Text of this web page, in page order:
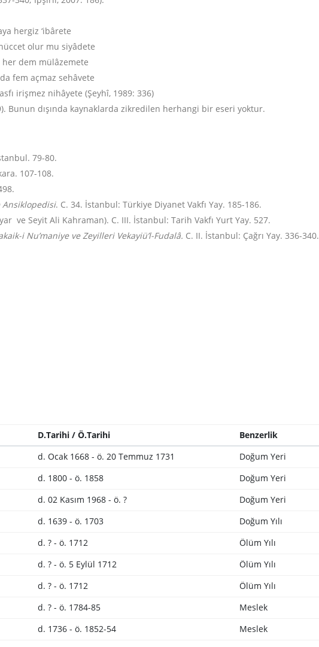
hergiz ‘ibârete
olur mu siyâdete
her dem mülâzemete
fem açmaz sehâvete
irişmez nihâyete (Şeyhî, 1989: 336)
Bunun dışında kaynaklarda zikredilen herhangi bir eseri yoktur.
79-80.
107-108.
Ansiklopedisi. C. 34. İstanbul: Türkiye Diyanet Vakfı Yay. 185-186.
ve Seyit Ali Kahraman). C. III. İstanbul: Tarih Vakfı Yurt Yay. 527.
i Nu’maniye ve Zeyilleri Vekayiü’l-Fudalâ. C. II. İstanbul: Çağrı Yay. 336-340.
D.Tarihi / Ö.Tarihi Benzerlik
d. Ocak 1668 - ö. 20 Temmuz 1731 Doğum Yeri
d. 1800 - ö. 1858 Doğum Yeri
d. 02 Kasım 1968 - ö. ? Doğum Yeri
d. 1639 - ö. 1703 Doğum Yılı
d. ? - ö. 1712 Ölüm Yılı
d. ? - ö. 5 Eylül 1712 Ölüm Yılı
d. ? - ö. 1712 Ölüm Yılı
d. ? - ö. 1784-85 Meslek
d. 1736 - ö. 1852-54 Meslek